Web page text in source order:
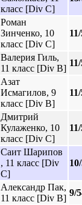
класс [Div C]
Роман
Зинченко, 10
класс [Div C]
Валерия Гиль,
11 класс [Div B]
Азат
Исмагилов, 9
класс [Div B]
Дмитрий
Кулаженко, 10
класс [Div C]
Саит Шарипов
, 11 класс [Div
C]
Александр Пак,
11 класс [Div B]
9/